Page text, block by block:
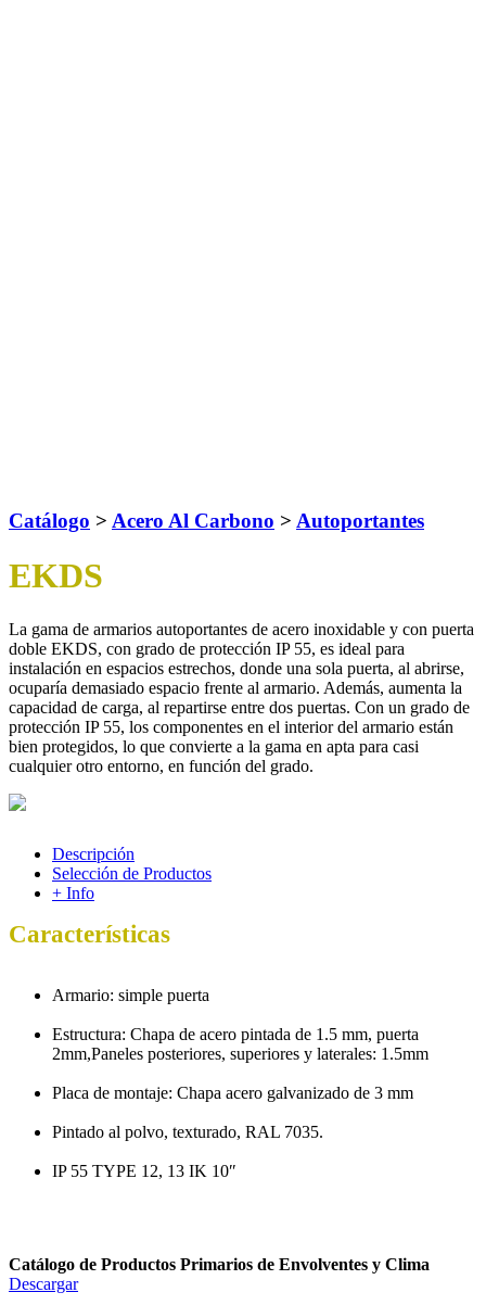
Catálogo > Acero Al Carbono > Autoportantes
EKDS
La gama de armarios autoportantes de acero inoxidable y con puerta
doble EKDS, con grado de protección IP 55, es ideal para
instalación en espacios estrechos, donde una sola puerta, al abrirse,
ocuparía demasiado espacio frente al armario. Además, aumenta la
capacidad de carga, al repartirse entre dos puertas. Con un grado de
protección IP 55, los componentes en el interior del armario están
bien protegidos, lo que convierte a la gama en apta para casi
cualquier otro entorno, en función del grado.
Descripción
Selección de Productos
+ Info
Características
Armario: simple puerta
Estructura: Chapa de acero pintada de 1.5 mm, puerta
2mm,Paneles posteriores, superiores y laterales: 1.5mm
Placa de montaje: Chapa acero galvanizado de 3 mm
Pintado al polvo, texturado, RAL 7035.
IP 55 TYPE 12, 13 IK 10″
Catálogo de Productos Primarios de Envolventes y Clima
Descargar